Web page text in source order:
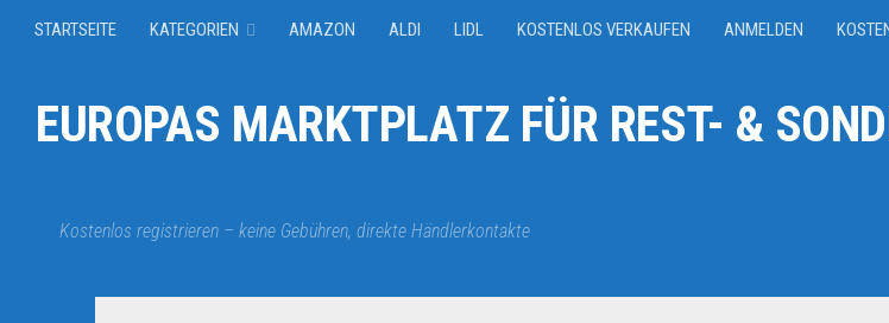
STARTSEITE KATEGORIEN AMAZON ALDI LIDL KOSTENLOS VERKAUFEN ANMELDEN
EUROPAS MARKTPLATZ FÜR REST- &
Kostenlos registrieren – keine Gebühren, direkte Händlerkontakte